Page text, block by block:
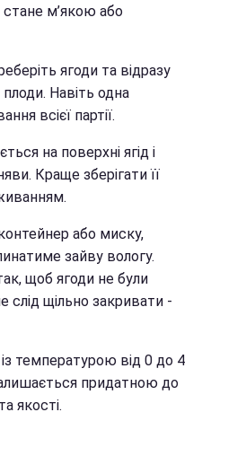
м’якою або
ягоди та відразу
плоди. Навіть одна
всієї партії.
на поверхні ягід і
Краще зберігати її
або миску,
зайву вологу.
щоб ягоди не були
слід щільно закривати -
температурою від 0 до 4
придатною до
якості.